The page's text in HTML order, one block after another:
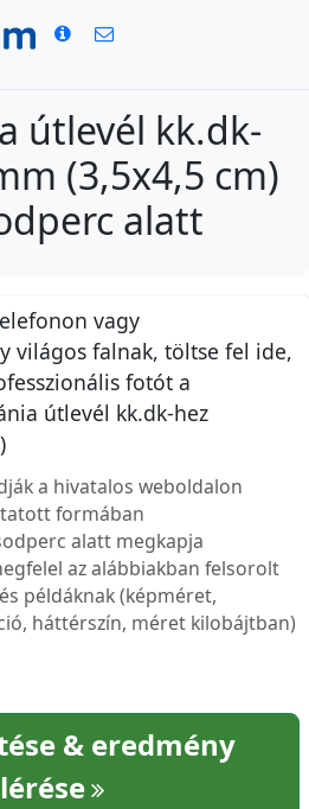
útlevél kk.dk-
(3,5x4,5 cm)
alatt
vagy
világos falnak, töltse fel ide,
fotót a
útlevél kk.dk-hez
a hivatalos weboldalon
formában
alatt megkapja
az alábbiakban felsorolt
példáknak (képméret,
háttérszín, méret kilobájtban)
& eredmény